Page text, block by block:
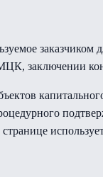
заключении